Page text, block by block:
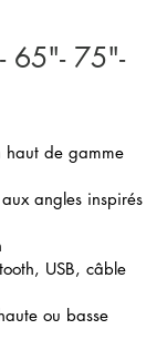
65"- 75"-
haut de gamme
angles inspirés
USB, câble
ou basse